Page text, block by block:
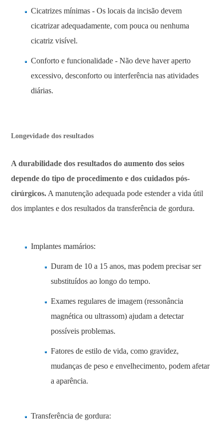
Cicatrizes mínimas - Os locais da incisão devem
cicatrizar adequadamente, com pouca ou nenhuma
cicatriz visível.
Conforto e funcionalidade - Não deve haver aperto
excessivo, desconforto ou interferência nas atividades
diárias.
Longevidade dos resultados
A durabilidade dos resultados do aumento dos seios
depende do tipo de procedimento e dos cuidados pós-
cirúrgicos. A manutenção adequada pode estender a vida útil
dos implantes e dos resultados da transferência de gordura.
Implantes mamários:
Duram de 10 a 15 anos, mas podem precisar ser
substituídos ao longo do tempo.
Exames regulares de imagem (ressonância
magnética ou ultrassom) ajudam a detectar
possíveis problemas.
Fatores de estilo de vida, como gravidez,
mudanças de peso e envelhecimento, podem afetar
a aparência.
Transferência de gordura: